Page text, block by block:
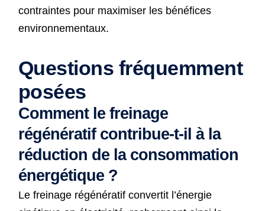
contraintes pour maximiser les bénéfices
environnementaux.
Questions fréquemment
posées
Comment le freinage
régénératif contribue-t-il à la
réduction de la consommation
énergétique ?
Le freinage régénératif convertit l’énergie